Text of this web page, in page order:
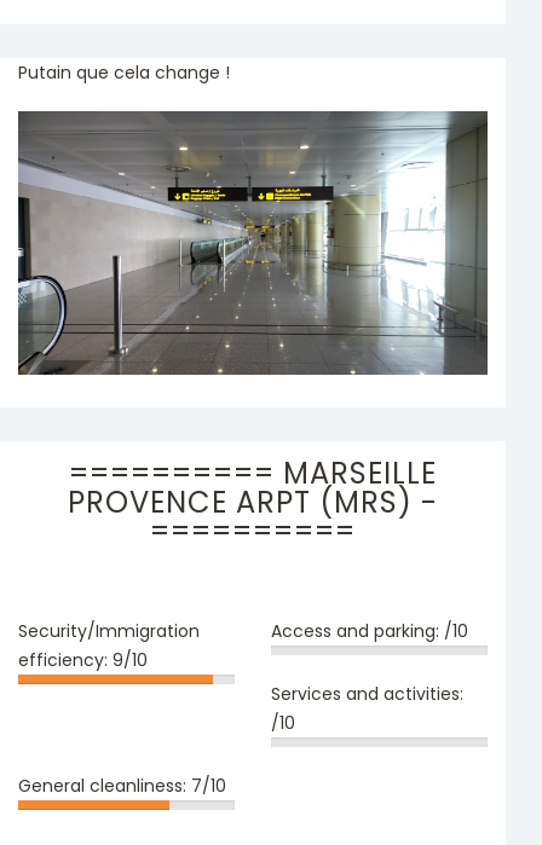
Putain que cela change !
========== MARSEILLE
PROVENCE ARPT (MRS) -
==========
Security/Immigration
efficiency: 9/10
Access and parking: /10
Services and activities:
/10
General cleanliness: 7/10